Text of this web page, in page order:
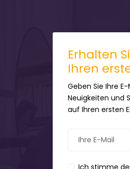
Erhalten
Ihren
Geben Sie Ihre
Neuigkeiten und
auf Ihren ersten
Ich stimme